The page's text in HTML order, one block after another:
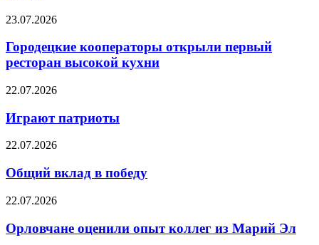
23.07.2026
Городецкие кооператоры открыли первый
ресторан высокой кухни
22.07.2026
Играют патриоты
22.07.2026
Общий вклад в победу
22.07.2026
Орловчане оценили опыт коллег из Марий Эл